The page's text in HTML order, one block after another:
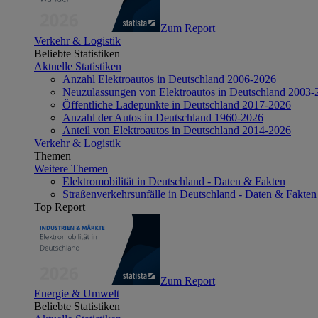
Zum Report
Verkehr & Logistik
Beliebte Statistiken
Aktuelle Statistiken
Anzahl Elektroautos in Deutschland 2006-2026
Neuzulassungen von Elektroautos in Deutschland 2003-
Öffentliche Ladepunkte in Deutschland 2017-2026
Anzahl der Autos in Deutschland 1960-2026
Anteil von Elektroautos in Deutschland 2014-2026
Verkehr & Logistik
Themen
Weitere Themen
Elektromobilität in Deutschland - Daten & Fakten
Straßenverkehrsunfälle in Deutschland - Daten & Fakten
Top Report
Zum Report
Energie & Umwelt
Beliebte Statistiken